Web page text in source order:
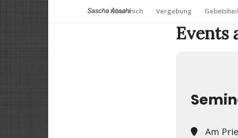
Über mich Vergebung
Events
Am